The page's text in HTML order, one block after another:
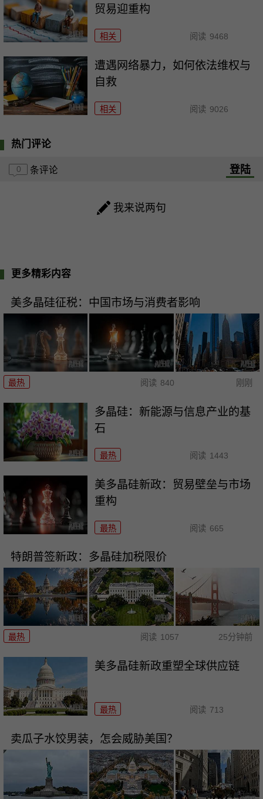
贸易迎重构
相关 阅读 9468
遭遇网络暴力，如何依法维权与
自救
相关 阅读 9026
热门评论
0 条评论 登陆
我来说两句
更多精彩内容
美多晶硅征税：中国市场与消费者影响
最热 阅读 840 刚刚
多晶硅：新能源与信息产业的基
石
最热 阅读 1443
美多晶硅新政：贸易壁垒与市场
重构
最热 阅读 665
特朗普签新政：多晶硅加税限价
最热 阅读 1057 25分钟前
美多晶硅新政重塑全球供应链
最热 阅读 713
卖瓜子水饺男装，怎会威胁美国？